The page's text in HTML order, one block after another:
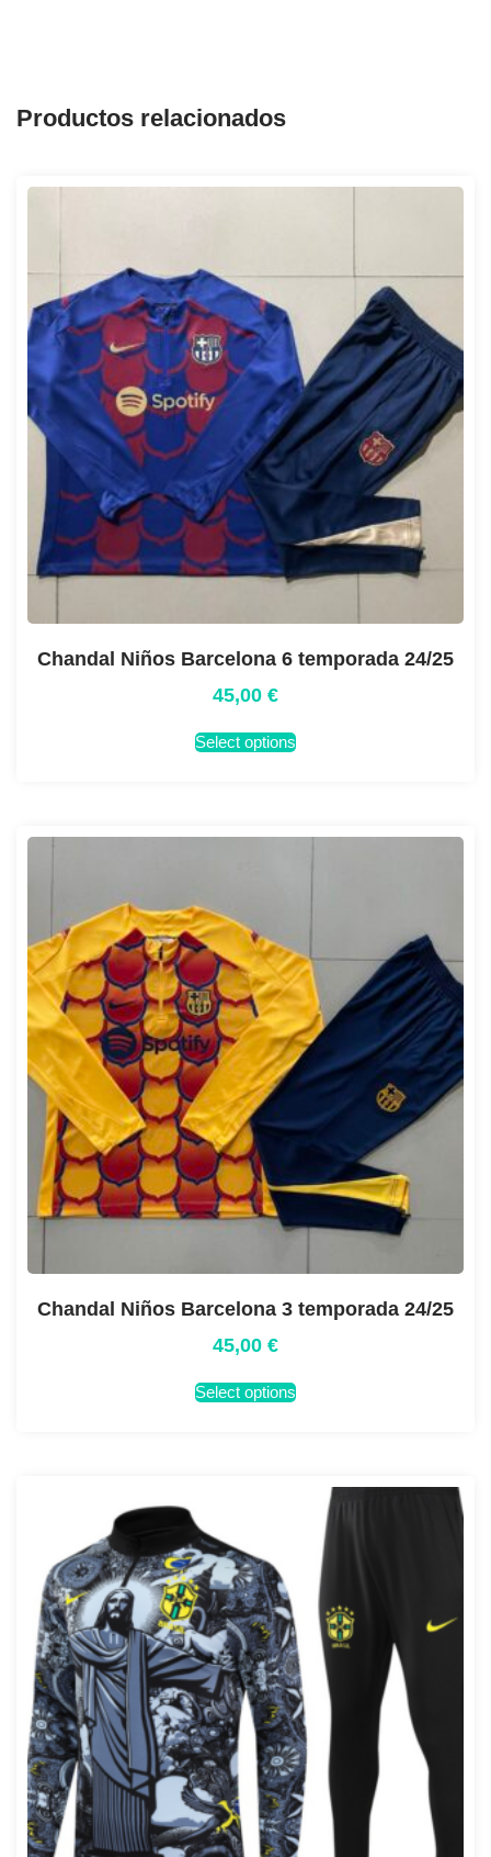
Productos relacionados
Chandal Niños Barcelona 6 temporada 24/25
45,00 €
Select options
Chandal Niños Barcelona 3 temporada 24/25
45,00 €
Select options